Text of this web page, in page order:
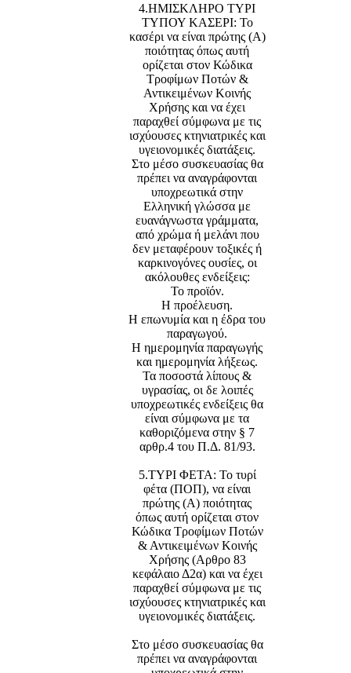
4.ΗΜΙΣΚΛΗΡΟ ΤΥΡΙ
ΤΥΠΟΥ ΚΑΣΕΡΙ: Το
κασέρι να είναι πρώτης (Α)
ποιότητας όπως αυτή
ορίζεται στον Κώδικα
Τροφίμων Ποτών &
Αντικειμένων Κοινής
Χρήσης και να έχει
παραχθεί σύμφωνα με τις
ισχύουσες κτηνιατρικές και
υγειονομικές διατάξεις.
Στο μέσο συσκευασίας θα
πρέπει να αναγράφονται
υποχρεωτικά στην
Ελληνική γλώσσα με
ευανάγνωστα γράμματα,
από χρώμα ή μελάνι που
δεν μεταφέρουν τοξικές ή
καρκινογόνες ουσίες, οι
ακόλουθες ενδείξεις:
Το προϊόν.
Η προέλευση.
Η επωνυμία και η έδρα του
παραγωγού.
Η ημερομηνία παραγωγής
και ημερομηνία λήξεως.
Τα ποσοστά λίπους &
υγρασίας, οι δε λοιπές
υποχρεωτικές ενδείξεις θα
είναι σύμφωνα με τα
καθοριζόμενα στην § 7
αρθρ.4 του Π.Δ. 81/93.
5.ΤΥΡΙ ΦΕΤΑ: Το τυρί
φέτα (ΠΟΠ), να είναι
πρώτης (Α) ποιότητας
όπως αυτή ορίζεται στον
Κώδικα Τροφίμων Ποτών
& Αντικειμένων Κοινής
Χρήσης (Αρθρο 83
κεφάλαιο Δ2α) και να έχει
παραχθεί σύμφωνα με τις
ισχύουσες κτηνιατρικές και
υγειονομικές διατάξεις.
Στο μέσο συσκευασίας θα
πρέπει να αναγράφονται